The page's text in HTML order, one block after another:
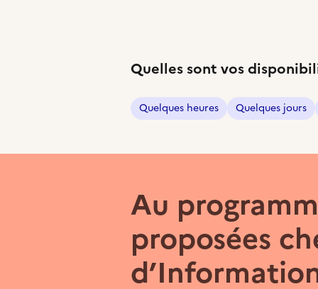
Quelles sont vos
Quelques heures Quelques jours
Au
proposées